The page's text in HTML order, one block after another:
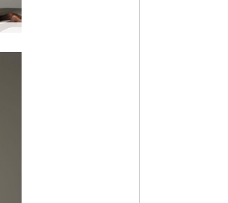
シャーロッタとゴローのファーストタッチ #5